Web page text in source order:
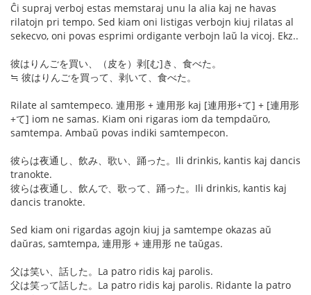
Ĉi supraj verboj estas memstaraj unu la alia kaj ne havas
rilatojn pri tempo. Sed kiam oni listigas verbojn kiuj rilatas al
sekecvo, oni povas esprimi ordigante verbojn laŭ la vicoj. Ekz..
彼はりんごを買い、（皮を）剥[む]き、食べた。
≒ 彼はりんごを買って、剥いて、食べた。
Rilate al samtempeco. 連用形 + 連用形 kaj [連用形+て] + [連用形
+て] iom ne samas. Kiam oni rigaras iom da tempdaŭro,
samtempa. Ambaŭ povas indiki samtempecon.
彼らは夜通し、飲み、歌い、踊った。Ili drinkis, kantis kaj dancis
tranokte.
彼らは夜通し、飲んで、歌って、踊った。Ili drinkis, kantis kaj
dancis tranokte.
Sed kiam oni rigardas agojn kiuj ja samtempe okazas aŭ
daŭras, samtempa, 連用形 + 連用形 ne taŭgas.
父は笑い、話した。La patro ridis kaj parolis.
父は笑って話した。La patro ridis kaj parolis. Ridante la patro